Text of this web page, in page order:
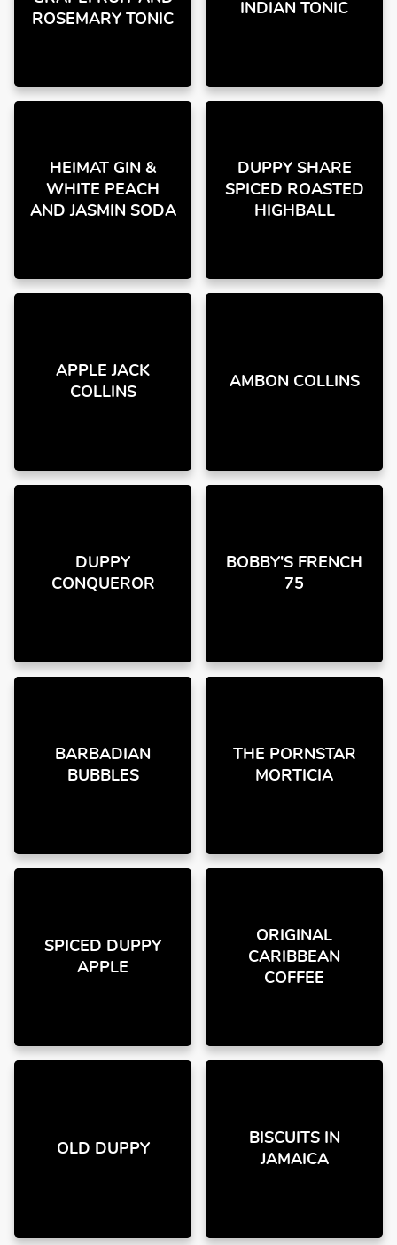
ROSEMARY TONIC
INDIAN TONIC
HEIMAT GIN &
WHITE PEACH
AND JASMIN SODA
DUPPY SHARE
SPICED ROASTED
HIGHBALL
APPLE JACK
COLLINS
AMBON COLLINS
DUPPY
CONQUEROR
BOBBY'S FRENCH
75
BARBADIAN
BUBBLES
THE PORNSTAR
MORTICIA
SPICED DUPPY
APPLE
ORIGINAL
CARIBBEAN
COFFEE
OLD DUPPY
BISCUITS IN
JAMAICA